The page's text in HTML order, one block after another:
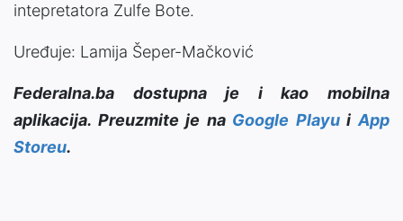
intepretatora Zulfe Bote.
Uređuje: Lamija Šeper-Mačković
Federalna.ba dostupna je i kao mobilna
aplikacija. Preuzmite je na Google PlayuiApp
Storeu.